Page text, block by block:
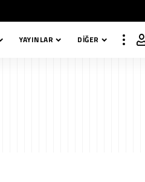
YAYINLAR DIĞER